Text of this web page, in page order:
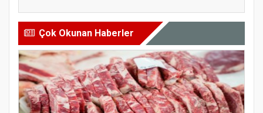
Çok Okunan Haberler